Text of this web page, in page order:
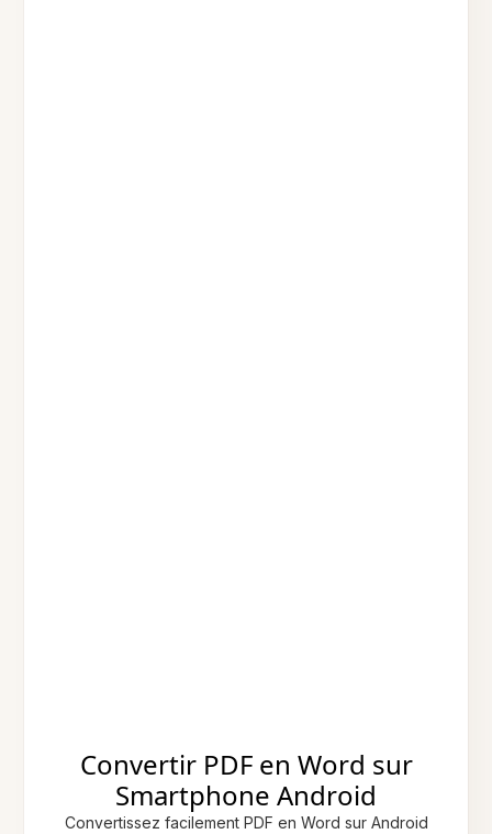
Convertir PDF en Word sur
Smartphone Android
Convertissez facilement PDF en Word sur Android